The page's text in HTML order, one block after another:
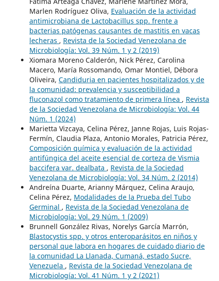
Marlen Rodríguez Oliva, Evaluación de la actividad
antimicrobiana de Lactobacillus spp. frente a
bacterias patógenas causantes de mastitis en vacas
lecheras , Revista de la Sociedad Venezolana de
Microbiología: Vol. 39 Núm. 1 y 2 (2019)
Xiomara Moreno Calderón, Nick Pérez, Carolina
Macero, María Rossomando, Omar Montiel, Débora
Oliveira, Candiduria en pacientes hospitalizados y de
la comunidad: prevalencia y susceptibilidad a
fluconazol como tratamiento de primera línea , Revista
de la Sociedad Venezolana de Microbiología: Vol. 44
Núm. 1 (2024)
Marietta Vizcaya, Celina Pérez, Janne Rojas, Luis Rojas-
Fermín, Claudia Plaza, Antonio Morales, Patricia Pérez,
Composición química y evaluación de la actividad
antifúngica del aceite esencial de corteza de Vismia
baccifera var. dealbata , Revista de la Sociedad
Venezolana de Microbiología: Vol. 34 Núm. 2 (2014)
Andreína Duarte, Arianny Márquez, Celina Araujo,
Celina Pérez, Modalidades de la Prueba del Tubo
Germinal , Revista de la Sociedad Venezolana de
Microbiología: Vol. 29 Núm. 1 (2009)
Brunnell González Rivas, Norelys García Marrón,
Blastocystis spp. y otros enteroparásitos en niños y
personal que labora en hogares de cuidado diario de
la comunidad La Llanada, Cumaná, estado Sucre,
Venezuela , Revista de la Sociedad Venezolana de
Microbiología: Vol. 41 Núm. 1 y 2 (2021)